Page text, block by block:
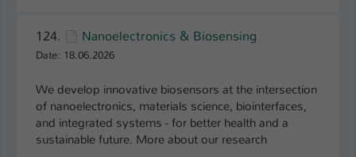
124. Nanoelectronics & Biosensing
Date: 18.06.2026
We develop innovative biosensors at the intersection
of nanoelectronics, materials science, biointerfaces,
and integrated systems - for better health and a
sustainable future. More about our research
Anbieter TYPO3
Laufzeit 1 Tag
Zweck
Dieser Cookie teilt der Webseite mit, ob
ein Besucher im Typo3-Backend